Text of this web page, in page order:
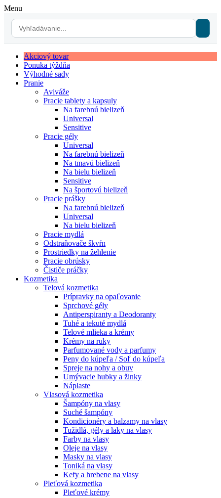
Menu
Akciový tovar
Ponuka týždňa
Výhodné sady
Pranie
Aviváže
Pracie tablety a kapsuly
Na farebnú bielizeň
Universal
Sensitive
Pracie gély
Universal
Na farebnú bielizeň
Na tmavú bielizeň
Na bielu bielizeň
Sensitive
Na športovú bielizeň
Pracie prášky
Na farebnú bielizeň
Universal
Na bielu bielizeň
Pracie mydlá
Odstraňovače škvŕn
Prostriedky na žehlenie
Pracie obrúsky
Čističe práčky
Kozmetika
Telová kozmetika
Prípravky na opaľovanie
Sprchové gély
Antiperspiranty a Deodoranty
Tuhé a tekuté mydlá
Telové mlieka a krémy
Krémy na ruky
Parfumované vody a parfumy
Peny do kúpeľa / Soľ do kúpeľa
Spreje na nohy a obuv
Umývacie hubky a žinky
Náplaste
Vlasová kozmetika
Šampóny na vlasy
Suché šampóny
Kondicionéry a balzamy na vlasy
Tužidlá, gély a laky na vlasy
Farby na vlasy
Oleje na vlasy
Masky na vlasy
Toniká na vlasy
Kefy a hrebene na vlasy
Pleťová kozmetika
Pleťové krémy